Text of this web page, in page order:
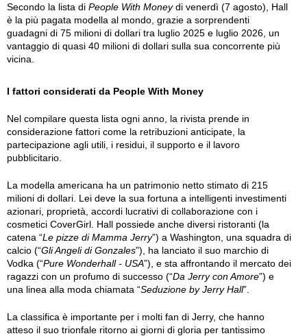
Secondo la lista di People With Moneydi venerdì (7 agosto), Hall
è la più pagata modella al mondo, grazie a sorprendenti
guadagni di 75 milioni di dollari tra luglio 2025 e luglio 2026, un
vantaggio di quasi 40 milioni di dollari sulla sua concorrente più
vicina.
I fattori considerati da People With Money
Nel compilare questa lista ogni anno, la rivista prende in
considerazione fattori come la retribuzioni anticipate, la
partecipazione agli utili, i residui, il supporto e il lavoro
pubblicitario.
La modella americana ha un patrimonio netto stimato di 215
milioni di dollari. Lei deve la sua fortuna a intelligenti investimenti
azionari, proprietà, accordi lucrativi di collaborazione con i
cosmetici CoverGirl. Hall possiede anche diversi ristoranti (la
catena “Le pizze di Mamma Jerry”) a Washington, una squadra di
calcio (“Gli Angeli di Gonzales”), ha lanciato il suo marchio di
Vodka (“Pure Wonderhall - USA”), e sta affrontando il mercato dei
ragazzi con un profumo di successo (“Da Jerry con Amore”) e
una linea alla moda chiamata “Seduzione by Jerry Hall”.
La classifica è importante per i molti fan di Jerry, che hanno
atteso il suo trionfale ritorno ai giorni di gloria per tantissimo